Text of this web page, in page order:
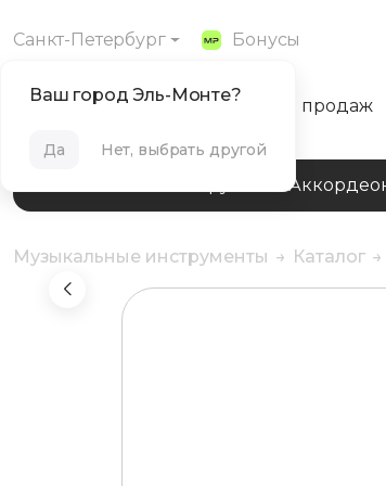
Санкт-Петербург Бонусы
Ваш город Эль-Монте?
Да Нет, выбрать другой
MUZPLANET Хиты продаж
Клавишные инструменты
Музыкальные инструменты Каталог